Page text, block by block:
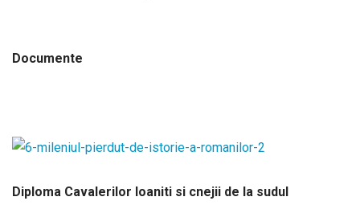
Documente
Diploma Cavalerilor Ioaniti si cnejii de la sudul